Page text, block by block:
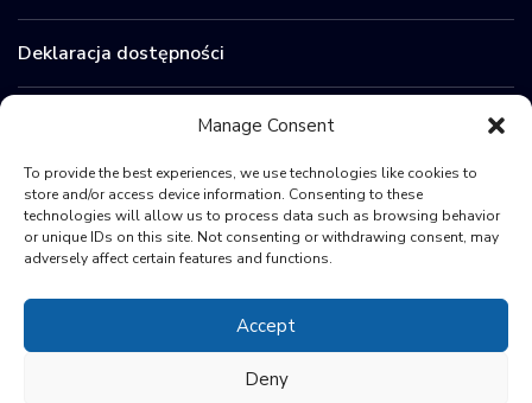
Manage Consent
To provide the best experiences, we use technologies like cookies to
store and/or access device information. Consenting to these
technologies will allow us to process data such as browsing behavior
or unique IDs on this site. Not consenting or withdrawing consent, may
adversely affect certain features and functions.
Accept
Deny
Deklaracja dostępności
Zamówienia publiczne
BIP
Sygnaliści